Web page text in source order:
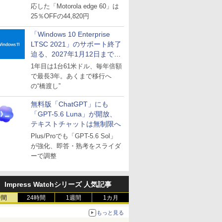
応した「Motorola edge 60」は
25％OFFの44,820円
「Windows 10 Enterprise
LTSC 2021」のサポート終了
迫る、2027年1月12日まで
～ESUは9月1日から販売
1年目は1台61米ドル、毎年倍額
で最長3年。あくまで移行へ
の“橋渡し”
無料版「ChatGPT」にも
「GPT-5.6 Luna」が開放、
テキストチャットは無制限へ
Plus/Proでも「GPT-5.6 Sol」
が強化、即答・熟考をスライダ
ーで調整
Impress Watchシリーズ 人気記事
24時間 1週間 1カ月
もっと見る